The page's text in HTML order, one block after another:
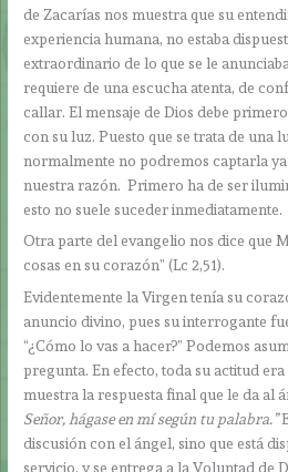
de Zacarías nos muestra que su
experiencia humana, no estaba
extraordinario de lo que se le
requiere de una escucha atenta, de
callar. El mensaje de Dios debe
con su luz. Puesto que se trata de una
normalmente no podremos captarla
nuestra razón. Primero ha de ser
esto no suele suceder inmediatamente.
Otra parte del evangelio nos dice que
cosas en su corazón” (Lc 2,51).
Evidentemente la Virgen tenía su
anuncio divino, pues su interrogante
“¿Cómo lo vas a hacer?” Podemos
pregunta. En efecto, toda su actitud
muestra la respuesta final que le da al
Señor, hágase en mí según tu palabra.”
discusión con el ángel, sino que está
servicio, y se entrega a la Voluntad de